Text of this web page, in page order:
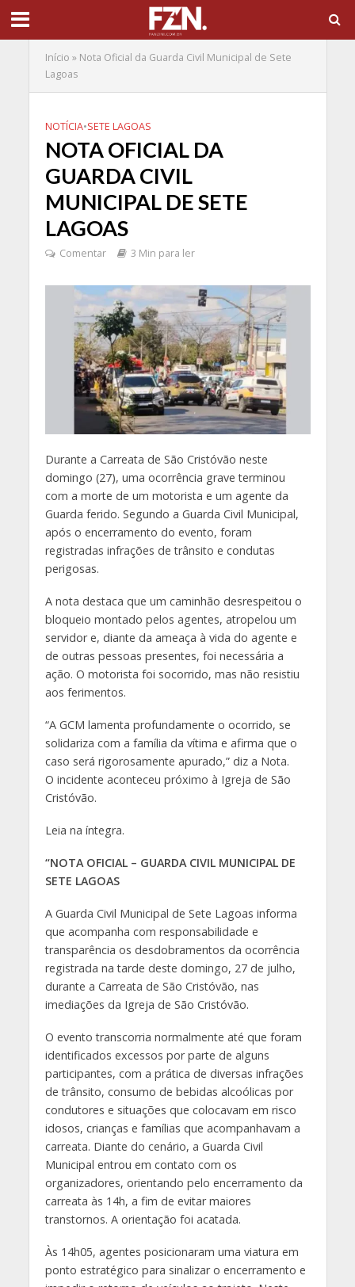
Início » Nota Oficial da Guarda Civil Municipal de Sete
Lagoas
NOTÍCIA•SETE LAGOAS
NOTA OFICIAL DA
GUARDA CIVIL
MUNICIPAL DE SETE
LAGOAS
Comentar 3 Min para ler
Durante a Carreata de São Cristóvão neste
domingo (27), uma ocorrência grave terminou
com a morte de um motorista e um agente da
Guarda ferido. Segundo a Guarda Civil Municipal,
após o encerramento do evento, foram
registradas infrações de trânsito e condutas
perigosas.
A nota destaca que um caminhão desrespeitou o
bloqueio montado pelos agentes, atropelou um
servidor e, diante da ameaça à vida do agente e
de outras pessoas presentes, foi necessária a
ação. O motorista foi socorrido, mas não resistiu
aos ferimentos.
“A GCM lamenta profundamente o ocorrido, se
solidariza com a família da vítima e afirma que o
caso será rigorosamente apurado,” diz a Nota.
O incidente aconteceu próximo à Igreja de São
Cristóvão.
Leia na íntegra.
“NOTA OFICIAL – GUARDA CIVIL MUNICIPAL DE
SETE LAGOAS
A Guarda Civil Municipal de Sete Lagoas informa
que acompanha com responsabilidade e
transparência os desdobramentos da ocorrência
registrada na tarde deste domingo, 27 de julho,
durante a Carreata de São Cristóvão, nas
imediações da Igreja de São Cristóvão.
O evento transcorria normalmente até que foram
identificados excessos por parte de alguns
participantes, com a prática de diversas infrações
de trânsito, consumo de bebidas alcoólicas por
condutores e situações que colocavam em risco
idosos, crianças e famílias que acompanhavam a
carreata. Diante do cenário, a Guarda Civil
Municipal entrou em contato com os
organizadores, orientando pelo encerramento da
carreata às 14h, a fim de evitar maiores
transtornos. A orientação foi acatada.
Às 14h05, agentes posicionaram uma viatura em
ponto estratégico para sinalizar o encerramento e